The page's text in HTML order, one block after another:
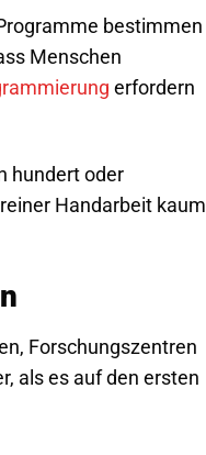
bestimmen
Menschen
erfordern
hundert oder
Handarbeit kaum
Forschungszentren
als es auf den ersten